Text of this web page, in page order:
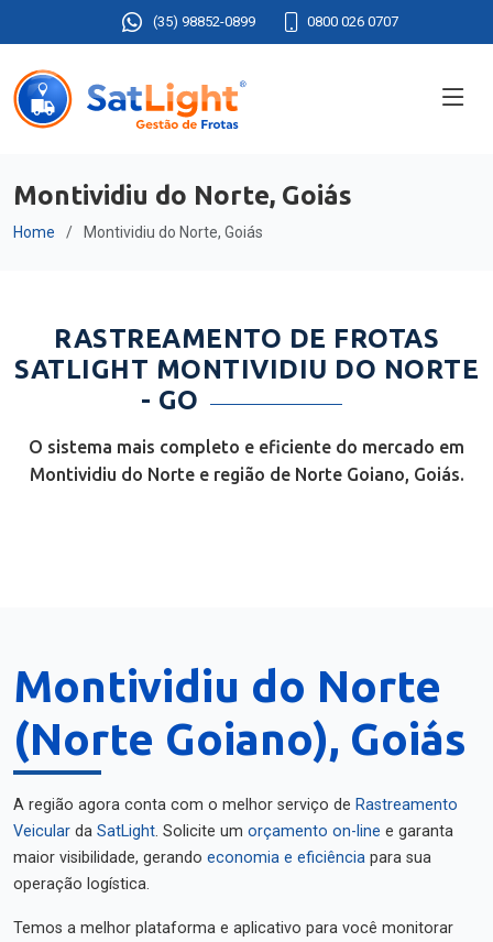
(35) 98852-0899 0800 026 0707
Montividiu do Norte, Goiás
Home Montividiu do Norte, Goiás
RASTREAMENTO DE FROTAS
SATLIGHT MONTIVIDIU DO NORTE
- GO
O sistema mais completo e eficiente do mercado em
Montividiu do Norte e região de Norte Goiano, Goiás.
Montividiu do Norte
(Norte Goiano), Goiás
A região agora conta com o melhor serviço de Rastreamento
Veicular da SatLight. Solicite um orçamento on-line e garanta
maior visibilidade, gerando economia e eficiência para sua
operação logística.
Temos a melhor plataforma e aplicativo para você monitorar